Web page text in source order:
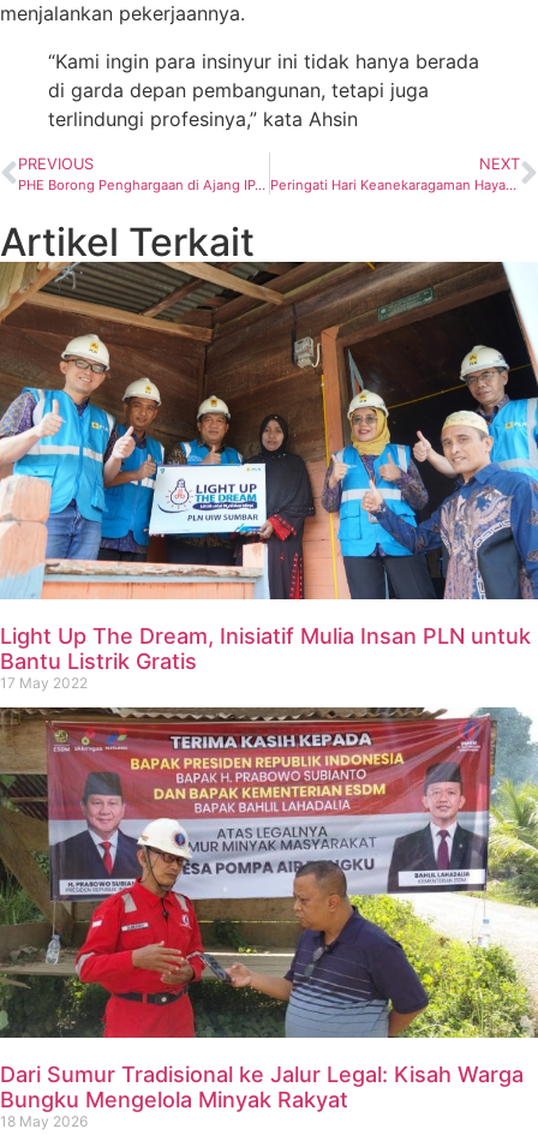
menjalankan pekerjaannya.
“Kami ingin para insinyur ini tidak hanya berada
di garda depan pembangunan, tetapi juga
terlindungi profesinya,” kata Ahsin
PREVIOUS
PHE Borong Penghargaan di Ajang IPA Convex 2026
NEXT
Peringati Hari Keanekaragaman Hayati, PLN EPI Perkuat Strategi Dekarbonisasi melalui Blue Carbon Ecosystems
Artikel Terkait
Light Up The Dream, Inisiatif Mulia Insan PLN untuk
Bantu Listrik Gratis
17 May 2022
Dari Sumur Tradisional ke Jalur Legal: Kisah Warga
Bungku Mengelola Minyak Rakyat
18 May 2026